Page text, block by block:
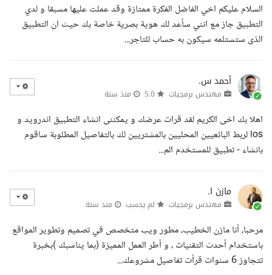
السلام عليكم اخي الفاضل الفكرة ممتازة وقد عملت عليها مسبقا و لدي
التطبيق جاز مع انني سأعد لك هوية بصرية خاصة بك حيث ان التطبيق
الذى ستستلمه سيكون به حساب للتاجر...
أحمد س.
مهندس برمجيات منذ سنة
اهلا بك اخى الكريم لقد قرات عرضك و يمكننى انشاء التطبيق اندرويد و
ios لربط البائعيين المحليين بالمشتريين لك بالتفاصيل المطلوبة ساقوم
بانشاء - تطبيق للمستخدم الم...
مازن ا.
مهندس برمجيات لم يحسب منذ سنة
مرحبا، أنا مازن الخطيب، مطور ويب متخصص في تصميم وتطوير المواقع
باستخدام أحدث التقنيات ، و أطر العمل المميزة (بما يناسبك )بخبرة
تتجاوز 6 سنوات قرأت تفاصيل مشروعك...